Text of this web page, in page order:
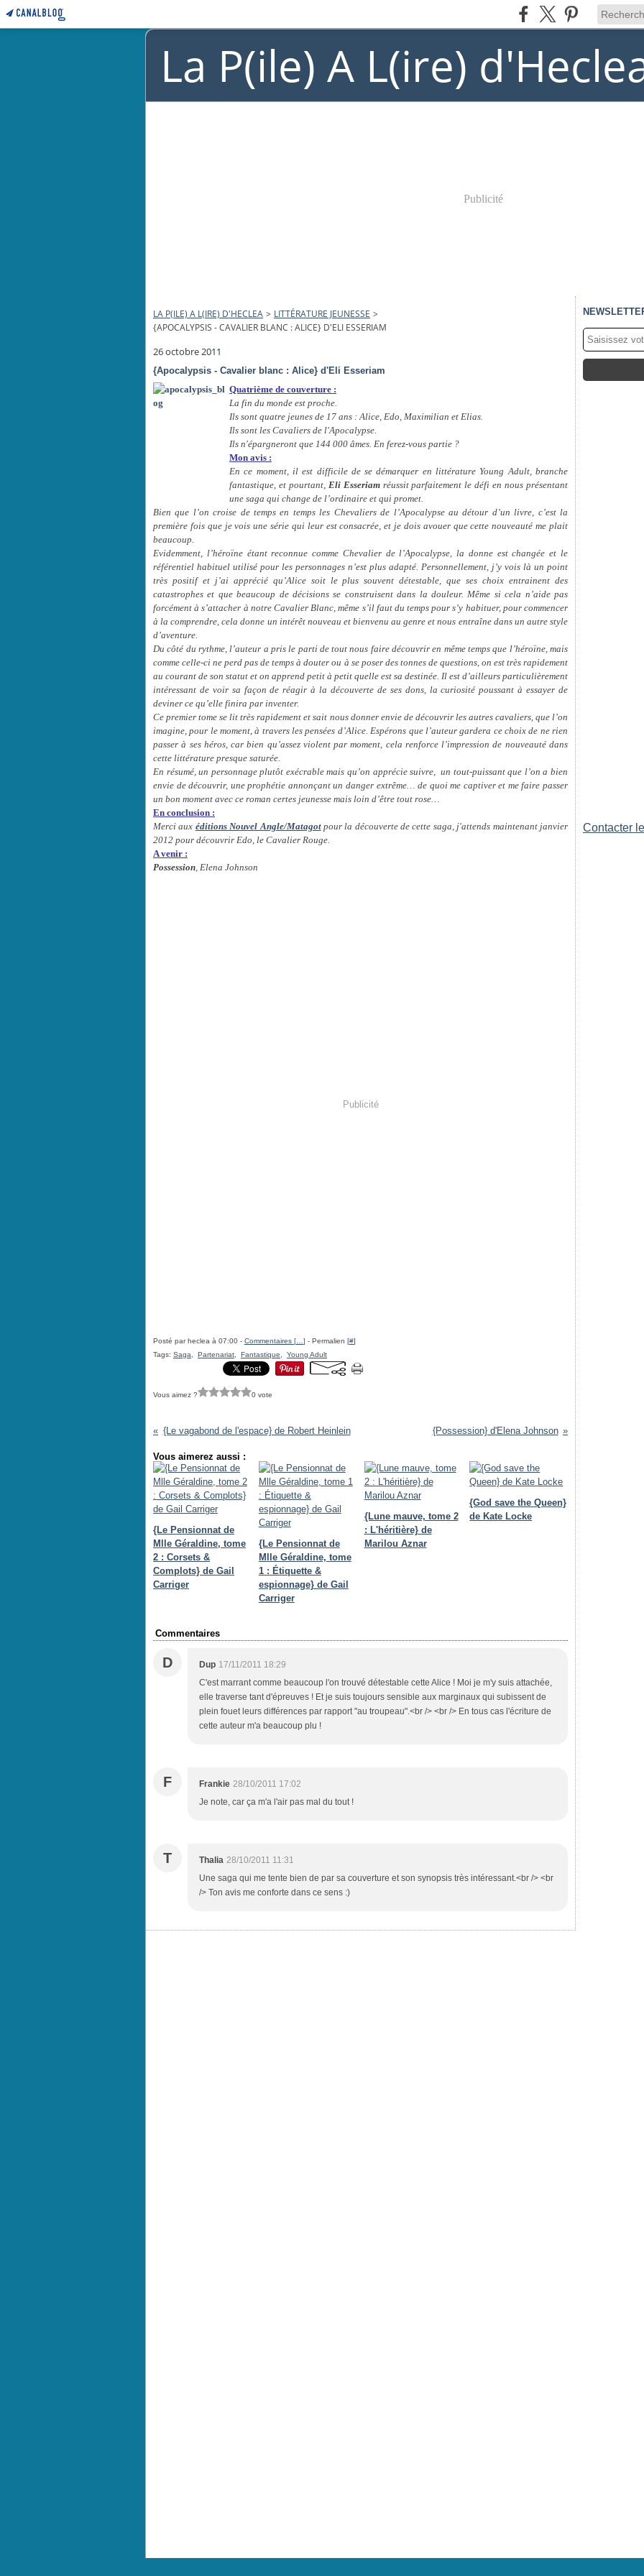
La P(ile) A L(ire)
Publicité
LA P(ILE) A L(IRE) D'HECLEA > LITTÉRATURE JEUNESSE >
{APOCALYPSIS - CAVALIER BLANC : ALICE} D'ELI ESSERIAM
26 octobre 2011
{Apocalypsis - Cavalier blanc : Alice} d'Eli Esseriam
Quatrième de couverture :
La fin du monde est proche.
Ils sont quatre jeunes de 17 ans : Alice, Edo, Maximilian et Elias.
Ils sont les Cavaliers de l'Apocalypse.
Ils n'épargneront que 144 000 âmes. En ferez-vous partie ?
Mon avis :
En ce moment, il est difficile de se démarquer en littérature Young Adult, branche
fantastique, et pourtant, Eli Esseriamréussit parfaitement le défi en nous présentant
une saga qui change de l’ordinaire et qui promet.
Bien que l’on croise de temps en temps les Chevaliers de l’Apocalypse au détour d’un livre, c’est la
première fois que je vois une série qui leur est consacrée, et je dois avouer que cette nouveauté me plait
beaucoup.
Evidemment, l’héroïne étant reconnue comme Chevalier de l’Apocalypse, la donne est changée et le
référentiel habituel utilisé pour les personnages n’est plus adapté. Personnellement, j’y vois là un point
très positif et j’ai apprécié qu’Alice soit le plus souvent détestable, que ses choix entrainent des
catastrophes et que beaucoup de décisions se construisent dans la douleur. Même si cela n’aide pas
forcément à s’attacher à notre Cavalier Blanc, même s’il faut du temps pour s’y habituer, pour commencer
à la comprendre, cela donne un intérêt nouveau et bienvenu au genre et nous entraîne dans un autre style
d’aventure.
Du côté du rythme, l’auteur a pris le parti de tout nous faire découvrir en même temps que l’héroïne, mais
comme celle-ci ne perd pas de temps à douter ou à se poser des tonnes de questions, on est très rapidement
au courant de son statut et on apprend petit à petit quelle est sa destinée. Il est d’ailleurs particulièrement
intéressant de voir sa façon de réagir à la découverte de ses dons, la curiosité poussant à essayer de
deviner ce qu’elle finira par inventer.
Ce premier tome se lit très rapidement et sait nous donner envie de découvrir les autres cavaliers, que l’on
imagine, pour le moment, à travers les pensées d’Alice. Espérons que l’auteur gardera ce choix de ne rien
passer à ses héros, car bien qu’assez violent par moment, cela renforce l’impression de nouveauté dans
cette littérature presque saturée.
En résumé, un personnage plutôt exécrable mais qu’on apprécie suivre, un tout-puissant que l’on a bien
envie de découvrir, une prophétie annonçant un danger extrême… de quoi me captiver et me faire passer
un bon moment avec ce roman certes jeunesse mais loin d’être tout rose…
En conclusion :
Merci aux éditions Nouvel Angle/Matagotpour la découverte de cette saga, j'attends maintenant janvier
2012 pour découvrir Edo, le Cavalier Rouge.
A venir :
Possession, Elena Johnson
Publicité
Posté par heclea à 07:00 - Commentaires [ ] - Permalien [#]
Tags: Saga Partenariat Fantastique Young Adult
Vous aimez ? 0 vote
{Le vagabond de l'espace} de Robert Heinlein {Possession} d'Elena Johnson
Vous aimerez aussi :
{Le Pensionnat de
Mlle Géraldine, tome
2 : Corsets &
Complots} de Gail
Carriger
{Le Pensionnat de
Mlle Géraldine, tome
1 : Étiquette &
espionnage} de Gail
Carriger
{Lune mauve, tome 2
: L'héritière} de
Marilou Aznar
{God save the Queen}
de Kate Locke
Commentaires
D Dup 17/11/2011 18:29
C'est marrant comme beaucoup l'on trouvé détestable cette Alice ! Moi je m'y suis attachée,
elle traverse tant d'épreuves ! Et je suis toujours sensible aux marginaux qui subissent de
plein fouet leurs différences par rapport "au troupeau".<br /> <br /> En tous cas l'écriture de
cette auteur m'a beaucoup plu !
F Frankie 28/10/2011 17:02
Je note, car ça m'a l'air pas mal du tout !
T Thalia 28/10/2011 11:31
Une saga qui me tente bien de par sa couverture et son synopsis très intéressant.<br /> <br
/> Ton avis me conforte dans ce sens :)
Contacter